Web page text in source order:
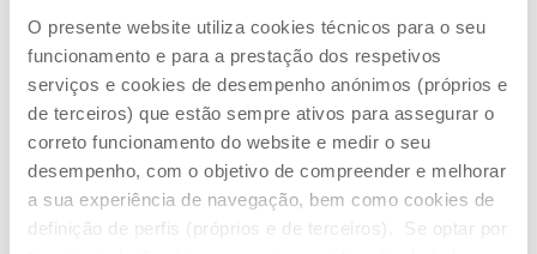
O presente website utiliza cookies técnicos para o seu
funcionamento e para a prestação dos respetivos
serviços e cookies de desempenho anónimos (próprios e
de terceiros) que estão sempre ativos para assegurar o
correto funcionamento do website e medir o seu
desempenho, com o objetivo de compreender e melhorar
a sua experiência de navegação, bem como cookies de
definição de perfis (próprios e de terceiros). Se optar por
ADVERTÊNCIAS E INSTRUÇÕES
Encontre uma loja
OS NOSSOS CONSELHOS